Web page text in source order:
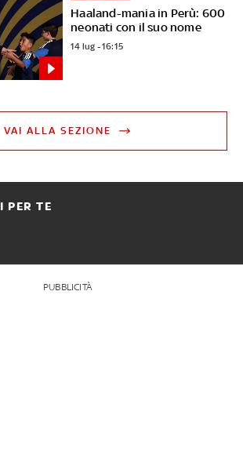
Haaland-mania in Perù: 600
neonati con il suo nome
14 lug - 16:15
VAI ALLA SEZIONE
PER TE
PUBBLICITÀ